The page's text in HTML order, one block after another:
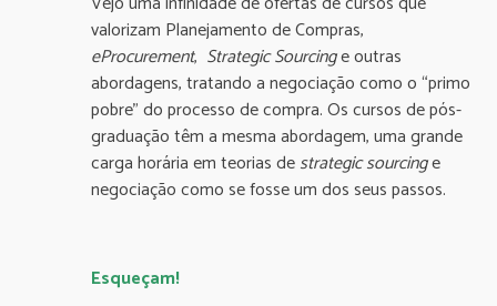
valorizam Planejamento de Compras,
eProcurement, Strategic Sourcinge outras
abordagens, tratando a negociação como o “primo
pobre” do processo de compra. Os cursos de pós-
graduação têm a mesma abordagem, uma grande
carga horária em teorias destrategic sourcinge
negociação como se fosse um dos seus passos.
Esqueçam!